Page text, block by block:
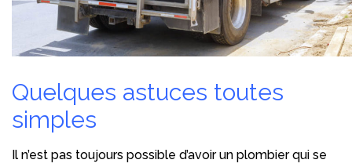
Quelques astuces toutes
simples
Il n’est pas toujours possible d’avoir un plombier qui se